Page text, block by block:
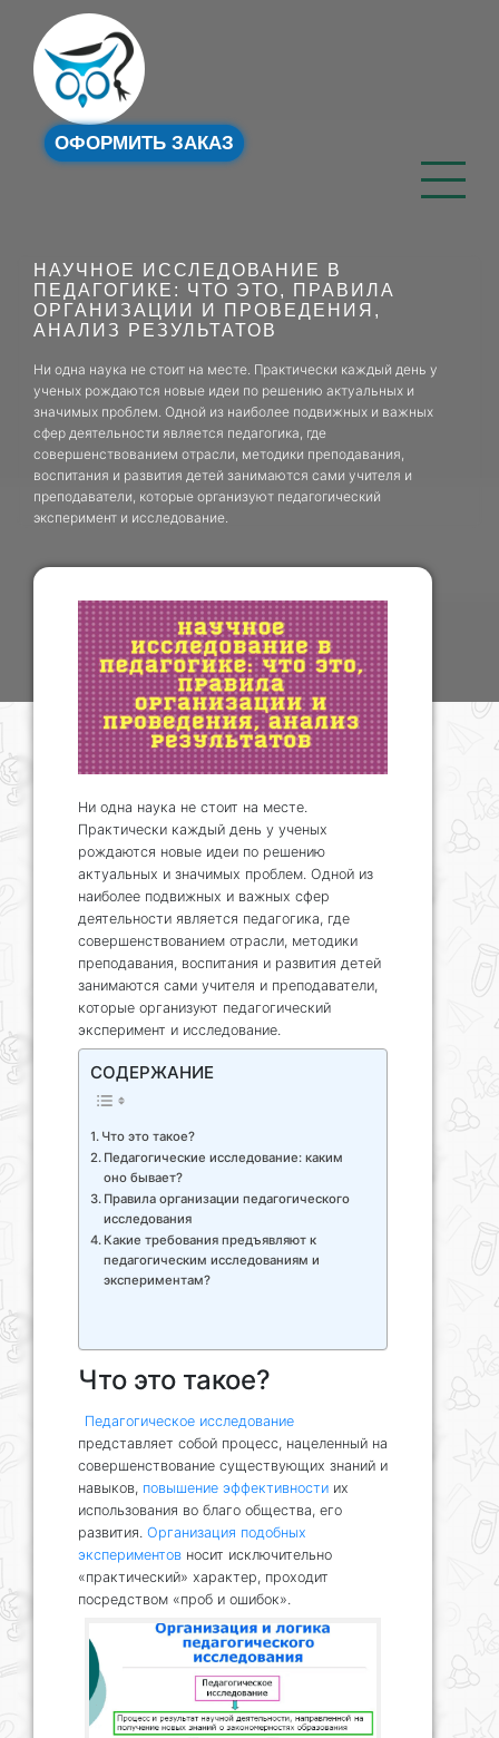
ОФОРМИТЬ ЗАКАЗ
НАУЧНОЕ ИССЛЕДОВАНИЕ В
ПЕДАГОГИКЕ: ЧТО ЭТО, ПРАВИЛА
ОРГАНИЗАЦИИ И ПРОВЕДЕНИЯ,
АНАЛИЗ РЕЗУЛЬТАТОВ
Ни одна наука не стоит на месте. Практически каждый день у
ученых рождаются новые идеи по решению актуальных и
значимых проблем. Одной из наиболее подвижных и важных
сфер деятельности является педагогика, где
совершенствованием отрасли, методики преподавания,
воспитания и развития детей занимаются сами учителя и
преподаватели, которые организуют педагогический
эксперимент и исследование.
Ни одна наука не стоит на месте.
Практически каждый день у ученых
рождаются новые идеи по решению
актуальных и значимых проблем. Одной из
наиболее подвижных и важных сфер
деятельности является педагогика, где
совершенствованием отрасли, методики
преподавания, воспитания и развития детей
занимаются сами учителя и преподаватели,
которые организуют педагогический
эксперимент и исследование.
СОДЕРЖАНИЕ
Что это такое?
Педагогические исследование: каким
оно бывает?
Правила организации педагогического
исследования
Какие требования предъявляют к
педагогическим исследованиям и
экспериментам?
Что это такое?
Педагогическое исследование
представляет собой процесс, нацеленный на
совершенствование существующих знаний и
навыков, повышение эффективности их
использования во благо общества, его
развития. Организация подобных
экспериментов носит исключительно
«практический» характер, проходит
посредством «проб и ошибок».